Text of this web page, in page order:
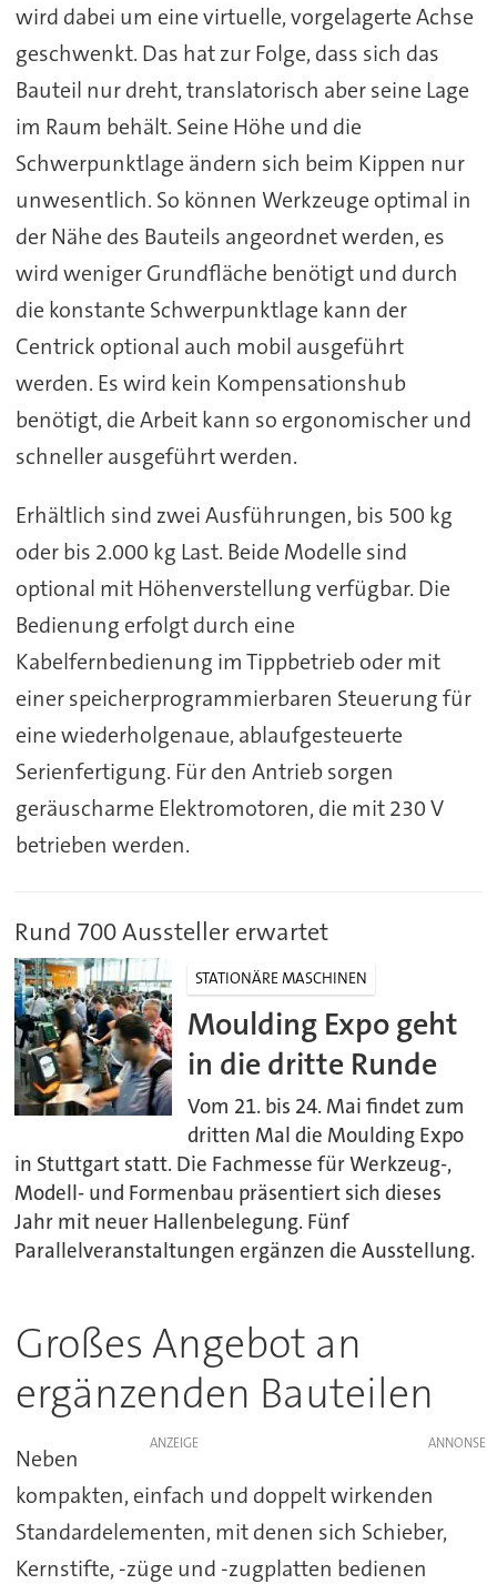
wird dabei um eine virtuelle, vorgelagerte Achse
geschwenkt. Das hat zur Folge, dass sich das
Bauteil nur dreht, translatorisch aber seine Lage
im Raum behält. Seine Höhe und die
Schwerpunktlage ändern sich beim Kippen nur
unwesentlich. So können Werkzeuge optimal in
der Nähe des Bauteils angeordnet werden, es
wird weniger Grundfläche benötigt und durch
die konstante Schwerpunktlage kann der
Centrick optional auch mobil ausgeführt
werden. Es wird kein Kompensationshub
benötigt, die Arbeit kann so ergonomischer und
schneller ausgeführt werden.
Erhältlich sind zwei Ausführungen, bis 500 kg
oder bis 2.000 kg Last. Beide Modelle sind
optional mit Höhenverstellung verfügbar. Die
Bedienung erfolgt durch eine
Kabelfernbedienung im Tippbetrieb oder mit
einer speicherprogrammierbaren Steuerung für
eine wiederholgenaue, ablaufgesteuerte
Serienfertigung. Für den Antrieb sorgen
geräuscharme Elektromotoren, die mit 230 V
betrieben werden.
Rund 700 Aussteller erwartet
STATIONÄRE MASCHINEN
Moulding Expo geht
in die dritte Runde
Vom 21. bis 24. Mai findet zum
dritten Mal die Moulding Expo
in Stuttgart statt. Die Fachmesse für Werkzeug-,
Modell- und Formenbau präsentiert sich dieses
Jahr mit neuer Hallenbelegung. Fünf
Parallelveranstaltungen ergänzen die Ausstellung.
Großes Angebot an
ergänzenden Bauteilen
ANZEIGE
Neben
kompakten, einfach und doppelt wirkenden
Standardelementen, mit denen sich Schieber,
Kernstifte, -züge und -zugplatten bedienen